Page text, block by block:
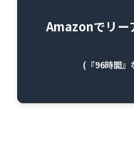
Amazonでリー
(『96時間』